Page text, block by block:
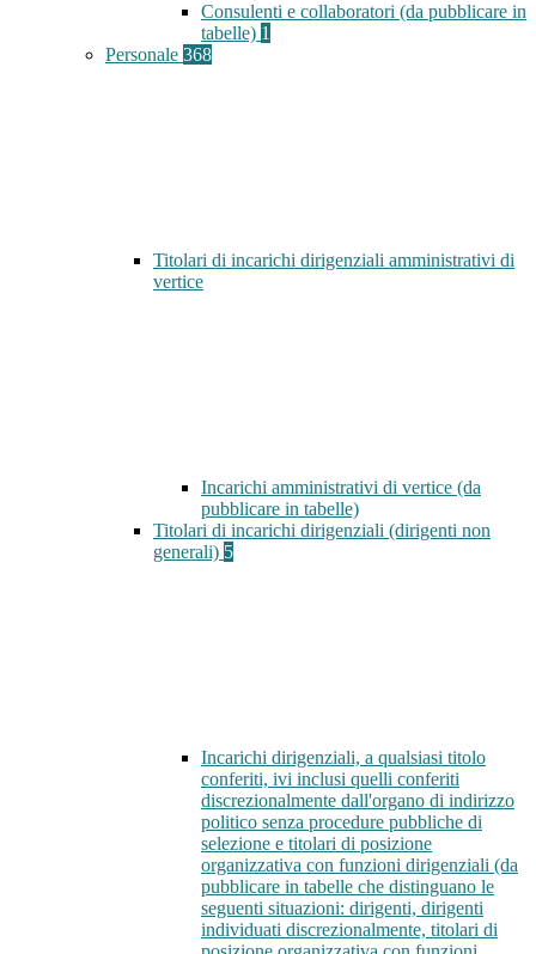
Consulenti e collaboratori (da pubblicare in
tabelle) 1
Personale 368
Titolari di incarichi dirigenziali amministrativi di
vertice
Incarichi amministrativi di vertice (da
pubblicare in tabelle)
Titolari di incarichi dirigenziali (dirigenti non
generali) 5
Incarichi dirigenziali, a qualsiasi titolo
conferiti, ivi inclusi quelli conferiti
discrezionalmente dall'organo di indirizzo
politico senza procedure pubbliche di
selezione e titolari di posizione
organizzativa con funzioni dirigenziali (da
pubblicare in tabelle che distinguano le
seguenti situazioni: dirigenti, dirigenti
individuati discrezionalmente, titolari di